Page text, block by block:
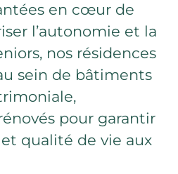
en cœur de
l’autonomie et la
nos résidences
sein de bâtiments
pour garantir
qualité de vie aux